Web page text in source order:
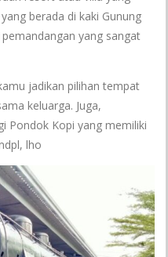
berada di kaki Gunung
yang sangat
jadikan pilihan tempat
keluarga. Juga,
Pondok Kopi yang memiliki
lho